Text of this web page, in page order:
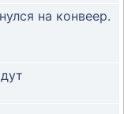
на конвеер.